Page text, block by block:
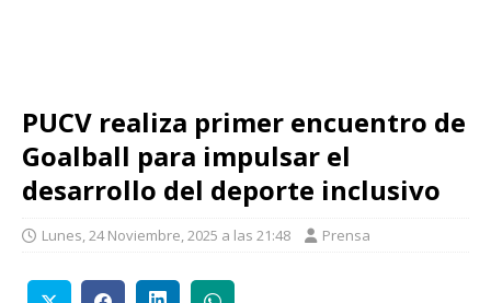
PUCV realiza primer encuentro de
Goalball para impulsar el
desarrollo del deporte inclusivo
Lunes, 24 Noviembre, 2025 a las 21:48 Prensa